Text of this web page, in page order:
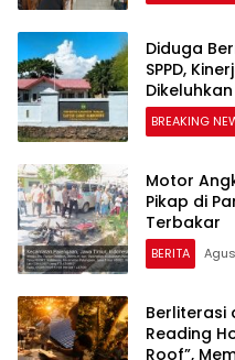
Diduga
SPPD,
BREAKING
Motor
Pikap di
Terbakar
BERITA
Berliterasi
Reading
Roof”,